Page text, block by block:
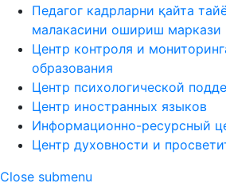
Педагог кадрларни қайта
малакасини ошириш маркази
Центр контроля и
образования
Центр психологической
Центр иностранных языков
Информационно-ресурсный
Центр духовности и
Close submenu